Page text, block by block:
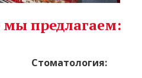
мы предлагаем:
Стоматология: